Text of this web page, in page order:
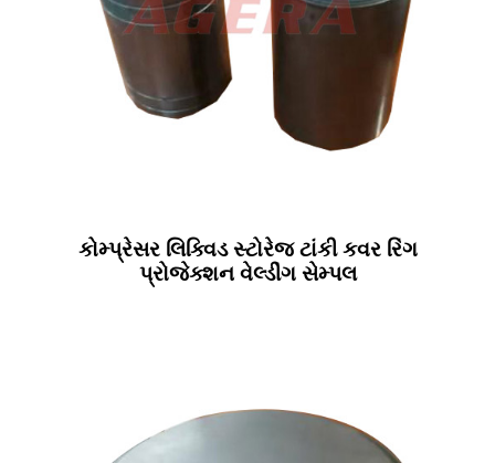
કોમ્પ્રેસર લિક્વિડ સ્ટોરેજ ટાંકી કવર રિંગ
પ્રોજેક્શન વેલ્ડીંગ સેમ્પલ